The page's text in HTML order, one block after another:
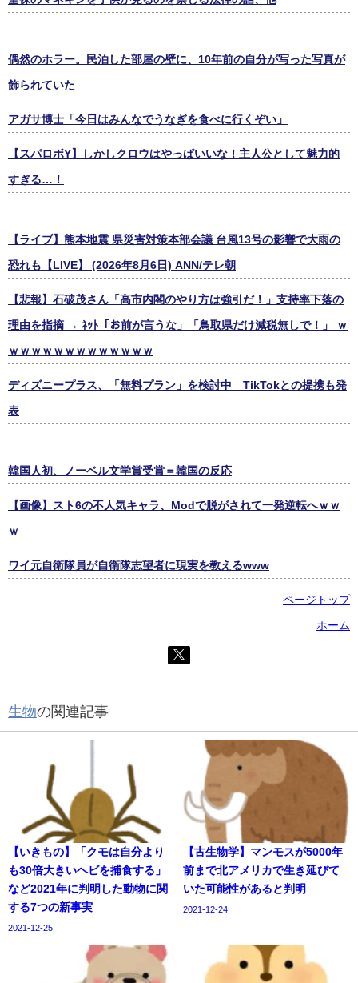
偶然のホラー。民泊した部屋の壁に、10年前の自分が写った写真が
飾られていた
アガサ博士「今日はみんなでうなぎを食べに行くぞい」
【スパロボY】しかしクロウはやっぱいいな！主人公として魅力的
すぎる…！
【ライブ】熊本地震 県災害対策本部会議 台風13号の影響で大雨の
恐れも【LIVE】 (2026年8月6日) ANN/テレ朝
【悲報】石破茂さん「高市内閣のやり方は強引だ！」支持率下落の
理由を指摘 → ﾈｯﾄ「お前が言うな」「鳥取県だけ減税無しで！」 ｗ
ｗｗｗｗｗｗｗｗｗｗｗｗｗ
ディズニープラス、「無料プラン」を検討中 TikTokとの提携も発
表
韓国人初、ノーベル文学賞受賞＝韓国の反応
【画像】スト6の不人気キャラ、Modで脱がされて一発逆転へｗｗ
ｗ
ワイ元自衛隊員が自衛隊志望者に現実を教えるwww
ページトップ
ホーム
生物の関連記事
【いきもの】「クモは自分より
も30倍大きいヘビを捕食する」
など2021年に判明した動物に関
する7つの新事実
2021-12-25
【古生物学】マンモスが5000年
前まで北アメリカで生き延びて
いた可能性があると判明
2021-12-24